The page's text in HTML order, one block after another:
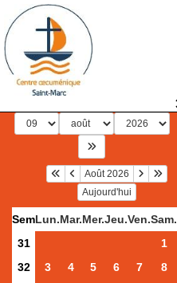
Août 2026
Aujourd'hui
SemLun.Mar.Mer.Jeu.Ven.Sam.
31
1
32
3 4 5 6 7 8